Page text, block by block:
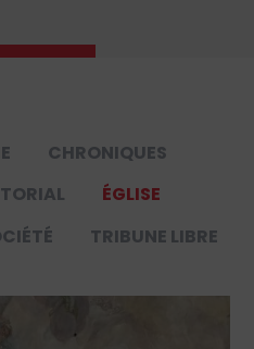
CHRONIQUES
ÉGLISE
TRIBUNE LIBRE